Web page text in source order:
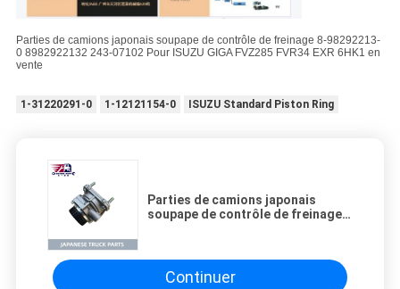
Parties de camions japonais soupape de contrôle de freinage 8-98292213-
0 8982922132 243-07102 Pour ISUZU GIGA FVZ285 FVR34 EXR 6HK1 en
vente
1-31220291-0 1-12121154-0 ISUZU Standard Piston Ring
Parties de camions japonais
soupape de contrôle de freinage
FVR34 EXR 6HK1 en vente
Continuer